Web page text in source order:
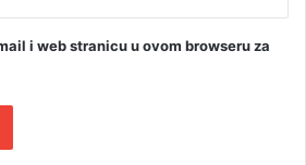
i web stranicu u ovom browseru za